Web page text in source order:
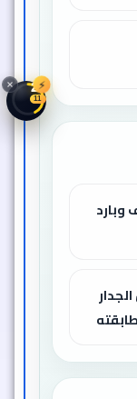
⚡
25
08